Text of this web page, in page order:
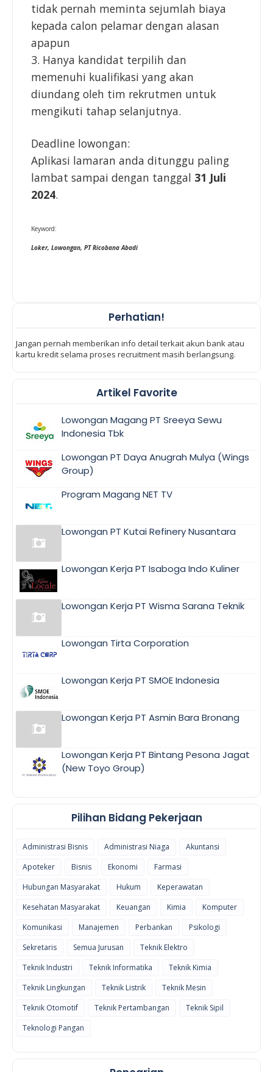
tidak pernah meminta sejumlah biaya
kepada calon pelamar dengan alasan
apapun
3. Hanya kandidat terpilih dan
memenuhi kualifikasi yang akan
diundang oleh tim rekrutmen untuk
mengikuti tahap selanjutnya.
Deadline lowongan:
Aplikasi lamaran anda ditunggu paling
lambat sampai dengan tanggal 31 Juli
2024.
Keyword:
Loker, Lowongan, PT Ricobana Abadi
Perhatian!
Jangan pernah memberikan info detail terkait akun bank atau
kartu kredit selama proses recruitment masih berlangsung.
Artikel Favorite
Lowongan Magang PT Sreeya Sewu
Indonesia Tbk
Lowongan PT Daya Anugrah Mulya (Wings
Group)
Program Magang NET TV
Lowongan PT Kutai Refinery Nusantara
Lowongan Kerja PT Isaboga Indo Kuliner
Lowongan Kerja PT Wisma Sarana Teknik
Lowongan Tirta Corporation
Lowongan Kerja PT SMOE Indonesia
Lowongan Kerja PT Asmin Bara Bronang
Lowongan Kerja PT Bintang Pesona Jagat
(New Toyo Group)
Pilihan Bidang Pekerjaan
Administrasi Bisnis Administrasi Niaga
Akuntansi
Apoteker
Bisnis Ekonomi
Farmasi
Hubungan Masyarakat
Hukum
Keperawatan
Kesehatan Masyarakat
Keuangan Kimia
Komputer
Komunikasi
Manajemen Perbankan
Psikologi
Sekretaris
Semua Jurusan
Teknik Elektro
Teknik Industri
Teknik Informatika
Teknik Kimia
Teknik Lingkungan
Teknik Listrik
Teknik Mesin
Teknik Otomotif
Teknik Pertambangan
Teknik Sipil
Teknologi Pangan